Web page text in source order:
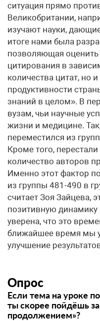
ситуация прямо
Великобритании,
изучают науки,
итоге нами была
позволяющая
цитирования в
количества цитат, но
продуктивности
знаний в целом». В
вузам, чьи научные
жизни и медицине.
переместился из
Кроме того, перестали
количество авторов
Именно этот фактор
из группы 481-490 в
считает Зоя Зайцева,
позитивную динамику
уверена, что это
ближайшее время мы
улучшение
Опрос
Если тема на уроке
ты скорее пойдёшь
продолжением»?